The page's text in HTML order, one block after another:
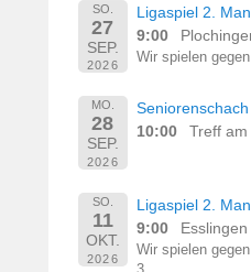
SO.
27
SEP.
2026
Ligaspiel 2.
9:00
Wir spielen
MO.
28
SEP.
2026
Seniorenschach
10:00
Treff
SO.
11
OKT.
2026
Ligaspiel 2.
9:00
Esslingen
Wir spielen